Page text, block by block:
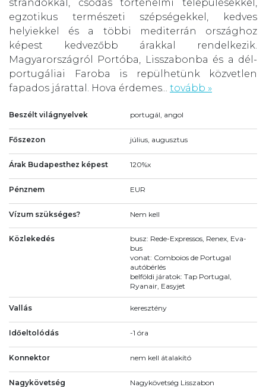
strandokkal, csodás történelmi településekkel,
egzotikus természeti szépségekkel, kedves
helyiekkel és a többi mediterrán országhoz
képest kedvezőbb árakkal rendelkezik.
Magyarországról Portóba, Lisszabonba és a dél-
portugáliai Faroba is repülhetünk közvetlen
fapados járattal. Hova érdemes... tovább »
Beszélt világnyelvek portugál, angol
Főszezon július, augusztus
Árak Budapesthez képest 120%x
Pénznem EUR
Vízum szükséges? Nem kell
Közlekedés
busz: Rede-Expressos, Renex, Eva-
bus
vonat: Comboios de Portugal
autóbérlés
belföldi járatok: Tap Portugal,
Ryanair, Easyjet
Vallás keresztény
Időeltolódás -1 óra
Konnektor nem kell átalakító
Nagykövetség
Nagykövetség Lisszabon